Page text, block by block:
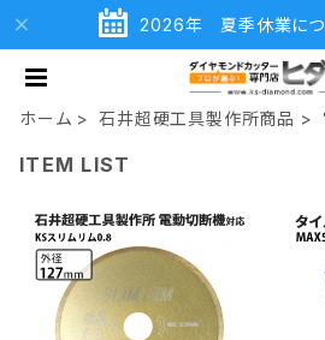
2026年 夏季休業につ
ホーム 石井超硬工具製作所商品
ITEM LIST